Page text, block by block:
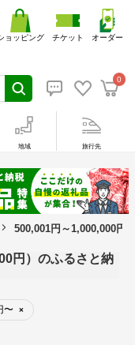
0
ョッピング チケット オーダー
地域 旅行先
500,001円～1,000,000円
円）のふるさと納
〜 ×